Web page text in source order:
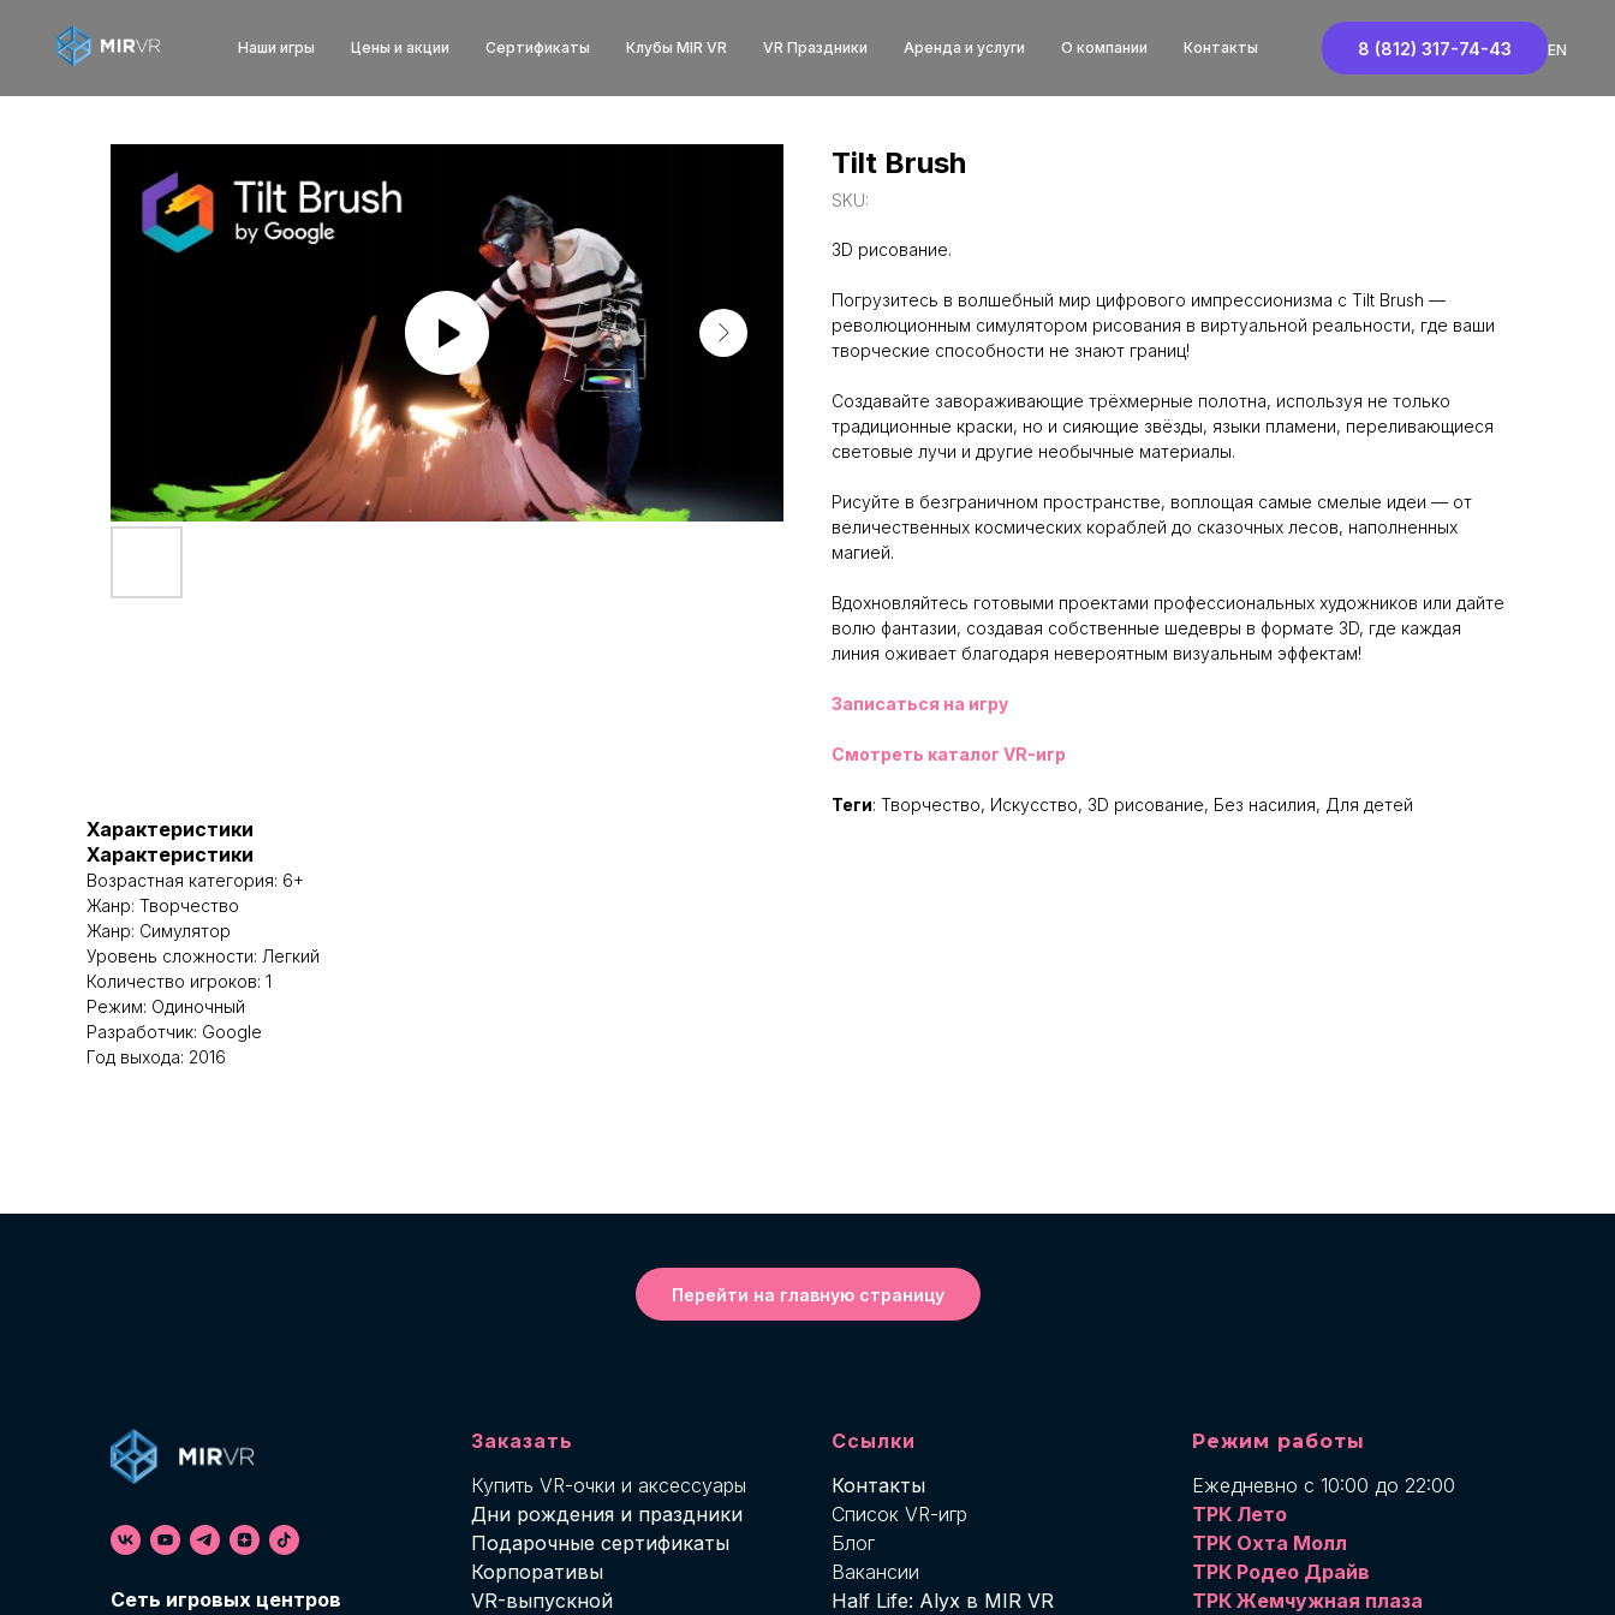
Наши игры Цены и акции Сертификаты Клубы MIR VR VR Праздники Аренда и услуги О компании Контакты 8 (812) 317-74-43 EN
Tilt Brush
SKU:
3D рисование.
Погрузитесь в волшебный мир цифрового импрессионизма с Tilt Brush —
революционным симулятором рисования в виртуальной реальности, где ваши
творческие способности не знают границ!
Создавайте завораживающие трёхмерные полотна, используя не только
традиционные краски, но и сияющие звёзды, языки пламени, переливающиеся
световые лучи и другие необычные материалы.
Рисуйте в безграничном пространстве, воплощая самые смелые идеи — от
величественных космических кораблей до сказочных лесов, наполненных
магией.
Вдохновляйтесь готовыми проектами профессиональных художников или дайте
волю фантазии, создавая собственные шедевры в формате 3D, где каждая
линия оживает благодаря невероятным визуальным эффектам!
Записаться на игру
Смотреть каталог VR-игр
Теги: Творчество, Искусство, 3D рисование, Без насилия, Для детей
Характеристики
Характеристики
Возрастная категория: 6+
Жанр: Творчество
Жанр: Симулятор
Уровень сложности: Легкий
Количество игроков: 1
Режим: Одиночный
Разработчик: Google
Год выхода: 2016
Перейти на главную страницу
Cеть игровых центров
Заказать
Купить VR-очки и аксессуары
Дни рождения и праздники
Подарочные сертификаты
Корпоративы
VR-выпускной
Ссылки
Контакты
Список VR-игр
Блог
Вакансии
Half Life: Alyx в MIR VR
Режим работы
Ежедневно с 10:00 до 22:00
ТРК Лето
ТРК Охта Молл
ТРК Родео Драйв
ТРК Жемчужная плаза